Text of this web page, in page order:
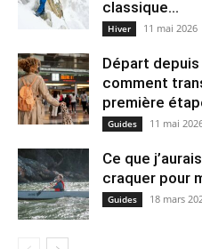
classique...
Hiver 11 mai 2026
Départ depuis
comment
pre⁠mière
Guides 11 mai
Ce que
craquer pour
Guides 18 mars